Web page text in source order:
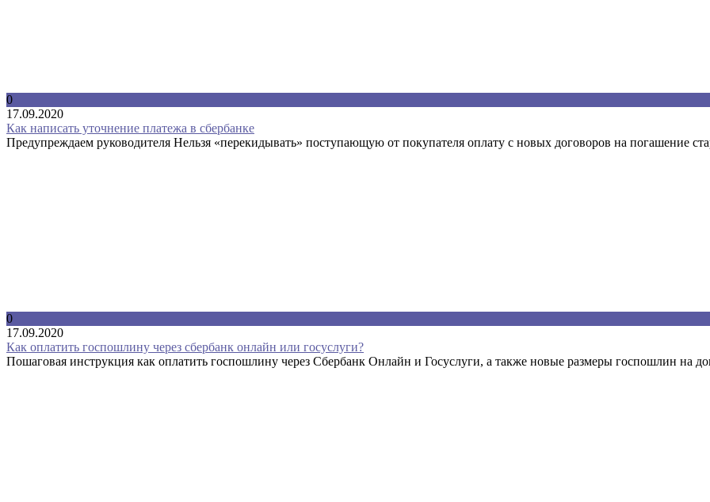
0
17.09.2020
Как написать уточнение платежа в сбербанке
Предупреждаем руководителя Нельзя «перекидывать» поступающую от покупателя оплату с новых договоров на погашение
0
17.09.2020
Как оплатить госпошлину через сбербанк онлайн или госуслуги?
Пошаговая инструкция как оплатить госпошлину через Сбербанк Онлайн и Госуслуги, а также новые размеры госпошлин на